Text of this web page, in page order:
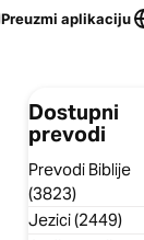
Preuzmi aplikaciju
Dostupni
prevodi
Prevodi Biblije
(3823)
Jezici (2449)